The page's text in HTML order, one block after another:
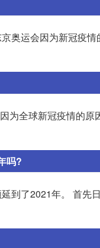
奥运会因为新冠疫
为全球新冠疫情的
吗?
到了2021年。 首先